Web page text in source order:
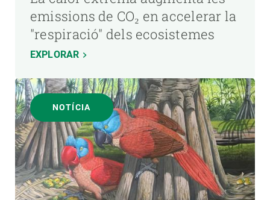
emissions de CO₂ en accelerar la
"respiració" dels ecosistemes
EXPLORAR
NOTÍCIA